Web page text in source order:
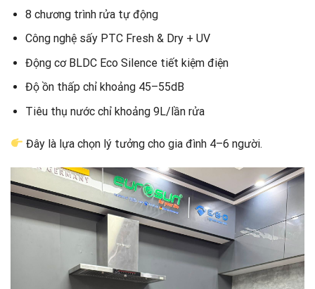
8 chương trình rửa tự động
Công nghệ sấy PTC Fresh & Dry + UV
Động cơ BLDC Eco Silence tiết kiệm điện
Độ ồn thấp chỉ khoảng 45–55dB
Tiêu thụ nước chỉ khoảng 9L/lần rửa
Đây là lựa chọn lý tưởng cho gia đình 4–6 người.